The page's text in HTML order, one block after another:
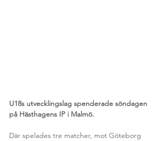
U18s utvecklingslag spenderade söndagen
på Hästhagens IP i Malmö.
Där spelades tre matcher, mot Göteborg